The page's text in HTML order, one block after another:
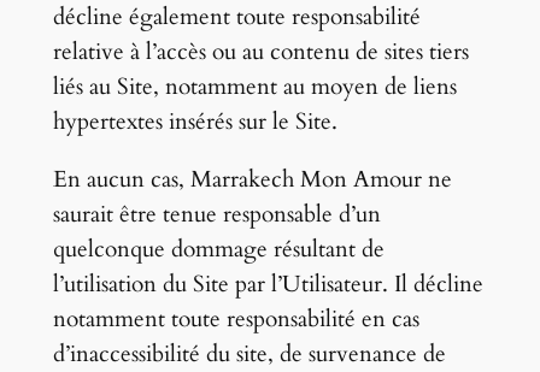
décline également toute responsabilité
relative à l’accès ou au contenu de sites tiers
liés au Site, notamment au moyen de liens
hypertextes insérés sur le Site.
En aucun cas, Marrakech Mon Amour ne
saurait être tenue responsable d’un
quelconque dommage résultant de
l’utilisation du Site par l’Utilisateur. Il décline
notamment toute responsabilité en cas
d’inaccessibilité du site, de survenance de